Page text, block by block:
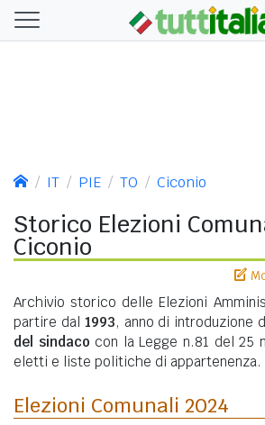
IT PIE TO Ciconio
Storico Elezioni
Ciconio
Archivio storico delle Elezioni
partire dal 1993, anno di introduzione
del sindaco con la Legge n.81 del 25
eletti e liste politiche di appartenenza.
Elezioni Comunali 2024